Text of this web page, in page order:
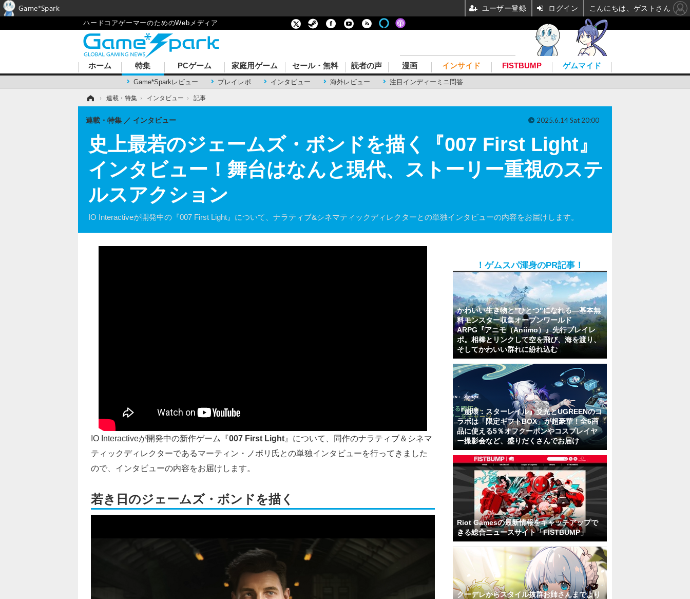
ハードコアゲーマーのためのWebメディア
ホーム 特集
Game*Sparkレビュー プレイレポ インタビュー 海外レビュー 注目インディーミニ問答
PCゲーム 家庭用ゲーム セール・無料 読者の声 漫画 インサイド FISTBUMP ゲムマイド
› 連載・特集 › インタビュー › 記事
史上最若のジェームズ・ボンドを描く『007 First Light』
インタビュー！舞台はなんと現代、ストーリー重視のステ
ルスアクション
IO Interactiveが開発中の『007 First Light』について、ナラティブ&シネマティックディレクターとの単独インタビューの内容をお届けします。
連載・特集 インタビュー 2025.6.14 Sat 20:00
IO Interactiveが開発中の新作ゲーム『007 First Light 』について、同作のナラティブ＆シネマ
ティックディレクターであるマーティン・ノボリ氏との単独インタビューを行ってきました
ので、インタビューの内容をお届けします。
若き日のジェームズ・ボンドを描く
！ゲムスパ渾身のPR記事！
かわいい生き物と"ひとつ"になれる―基本無
料モンスター収集オープンワールド
ARPG『アニモ（Aniimo）』先行プレイレ
ポ。相棒とリンクして空を飛び、海を渡り、
そしてかわいい群れに紛れ込む
『崩壊：スターレイル』爻光とUGREENのコ
ラボは「限定ギフトBOX」が超豪華！全6商
品に使える5％オフクーポンやコスプレイヤ
ー撮影会など、盛りだくさんでお届け
Riot Gamesの最新情報をキャッチアップで
きる総合ニュースサイト「FISTBUMP」
クーデレからスタイル抜群お姉さんまでより
Game*Spark ユーザー登録 ログイン こんにちは、ゲストさん